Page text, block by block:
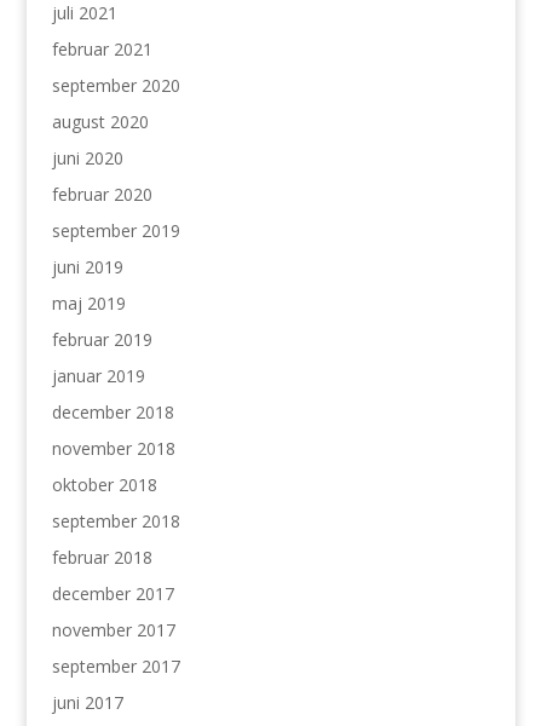
juli 2021
februar 2021
september 2020
august 2020
juni 2020
februar 2020
september 2019
juni 2019
maj 2019
februar 2019
januar 2019
december 2018
november 2018
oktober 2018
september 2018
februar 2018
december 2017
november 2017
september 2017
juni 2017